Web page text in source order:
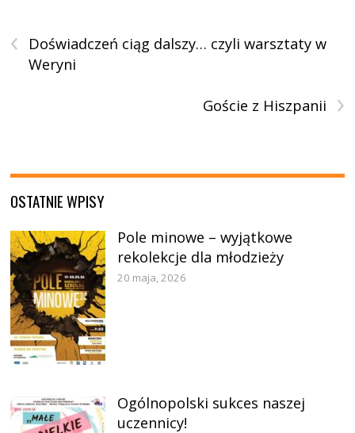
‹
Doświadczeń ciąg dalszy… czyli warsztaty w
Weryni
›
Goście z Hiszpanii
OSTATNIE WPISY
Pole minowe – wyjątkowe
rekolekcje dla młodzieży
20 maja, 2026
Ogólnopolski sukces naszej
uczennicy!